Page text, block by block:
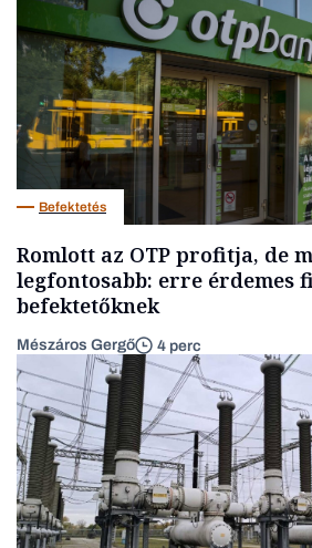
Befektetés
Romlott az OTP profitja, de
legfontosabb: erre érdemes
befektetőknek
Mészáros Gergő 4 perc